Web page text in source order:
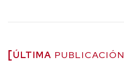
ÚLTIMA PUBLICACIÓN